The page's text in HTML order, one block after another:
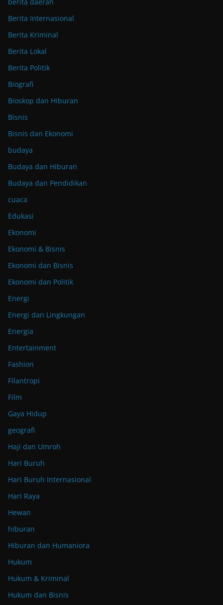
Berita Internasional
Berita Kriminal
Berita Lokal
Berita Politik
Biografi
Bioskop dan Hiburan
Bisnis
Bisnis dan Ekonomi
budaya
Budaya dan Hiburan
Budaya dan Pendidikan
cuaca
Edukasi
Ekonomi
Ekonomi & Bisnis
Ekonomi dan Bisnis
Ekonomi dan Politik
Energi
Energi dan Lingkungan
Energia
Entertainment
Fashion
Filantropi
Film
Gaya Hidup
geografi
Haji dan Umroh
Hari Buruh
Hari Buruh Internasional
Hari Raya
Hewan
hiburan
Hiburan dan Humaniora
Hukum
Hukum & Kriminal
Hukum dan Bisnis